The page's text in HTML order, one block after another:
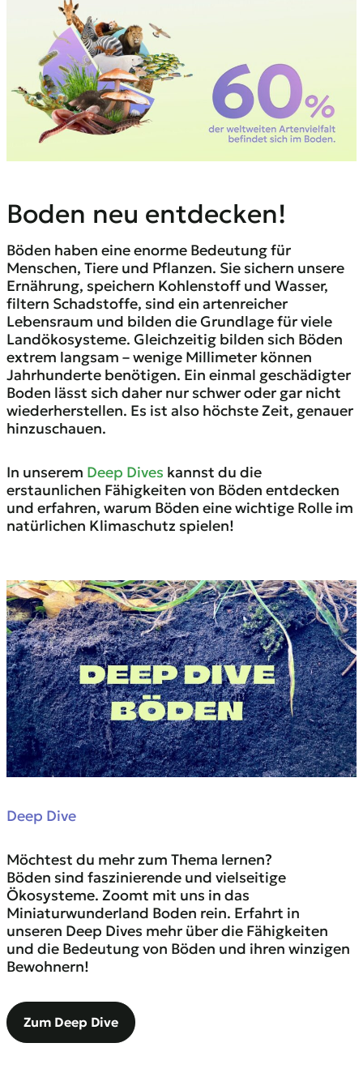
Boden neu entdecken!
Böden haben eine enorme Bedeutung für
Menschen, Tiere und Pflanzen. Sie sichern unsere
Ernährung, speichern Kohlenstoff und Wasser,
filtern Schadstoffe, sind ein artenreicher
Lebensraum und bilden die Grundlage für viele
Landökosysteme. Gleichzeitig bilden sich Böden
extrem langsam – wenige Millimeter können
Jahrhunderte benötigen. Ein einmal geschädigter
Boden lässt sich daher nur schwer oder gar nicht
wiederherstellen. Es ist also höchste Zeit, genauer
hinzuschauen.
In unserem Deep Dives kannst du die
erstaunlichen Fähigkeiten von Böden entdecken
und erfahren, warum Böden eine wichtige Rolle im
natürlichen Klimaschutz spielen!
Deep Dive
Möchtest du mehr zum Thema lernen?
Böden sind faszinierende und vielseitige
Ökosysteme. Zoomt mit uns in das
Miniaturwunderland Boden rein. Erfahrt in
unseren Deep Dives mehr über die Fähigkeiten
und die Bedeutung von Böden und ihren winzigen
Bewohnern!
Zum Deep Dive